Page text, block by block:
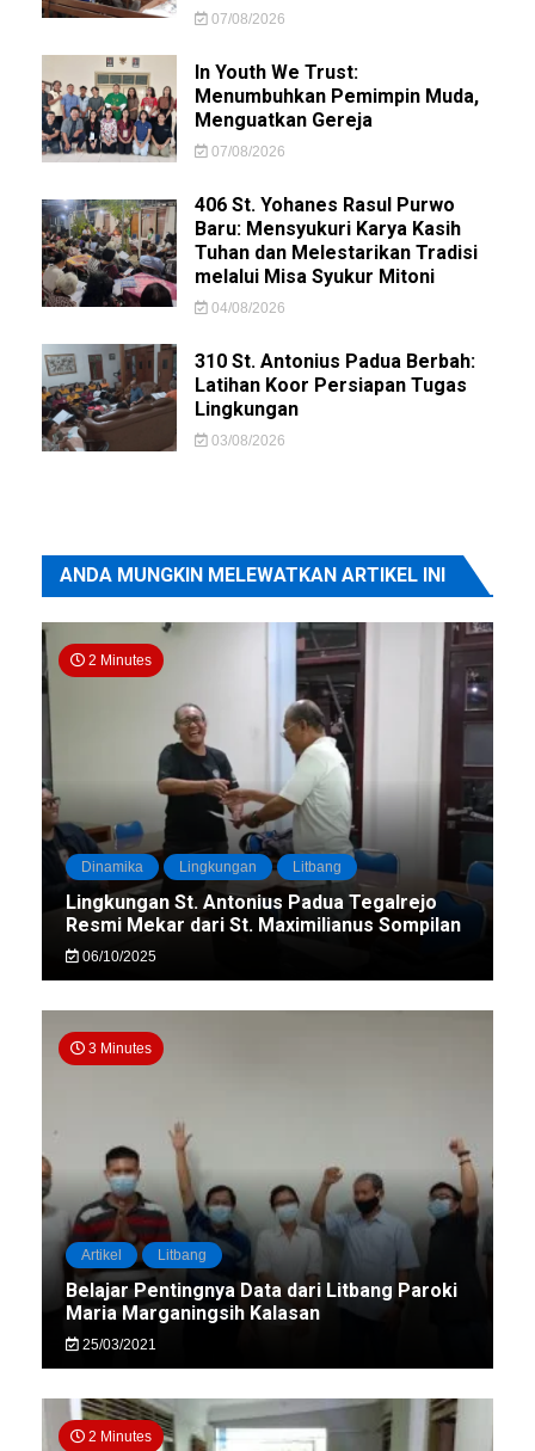
07/08/2026
In Youth We Trust:
Menumbuhkan Pemimpin Muda,
Menguatkan Gereja
07/08/2026
406 St. Yohanes Rasul Purwo
Baru: Mensyukuri Karya Kasih
Tuhan dan Melestarikan Tradisi
melalui Misa Syukur Mitoni
04/08/2026
310 St. Antonius Padua Berbah:
Latihan Koor Persiapan Tugas
Lingkungan
03/08/2026
ANDA MUNGKIN MELEWATKAN ARTIKEL INI
2 Minutes
Dinamika Lingkungan Litbang
Lingkungan St. Antonius Padua Tegalrejo
Resmi Mekar dari St. Maximilianus Sompilan
06/10/2025
3 Minutes
Artikel Litbang
Belajar Pentingnya Data dari Litbang Paroki
Maria Marganingsih Kalasan
25/03/2021
2 Minutes